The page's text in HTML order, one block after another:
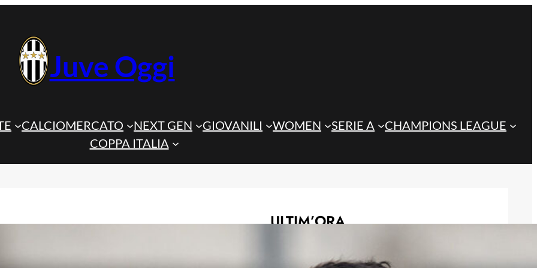
Juve Oggi
CALCIOMERCATO NEXT GEN GIOVANILI WOMEN SERIE A
CHAMPIONS LEAGUE
COPPA ITALIA
ULTIM’ORA
Juventus: si apre un nuovo scenario